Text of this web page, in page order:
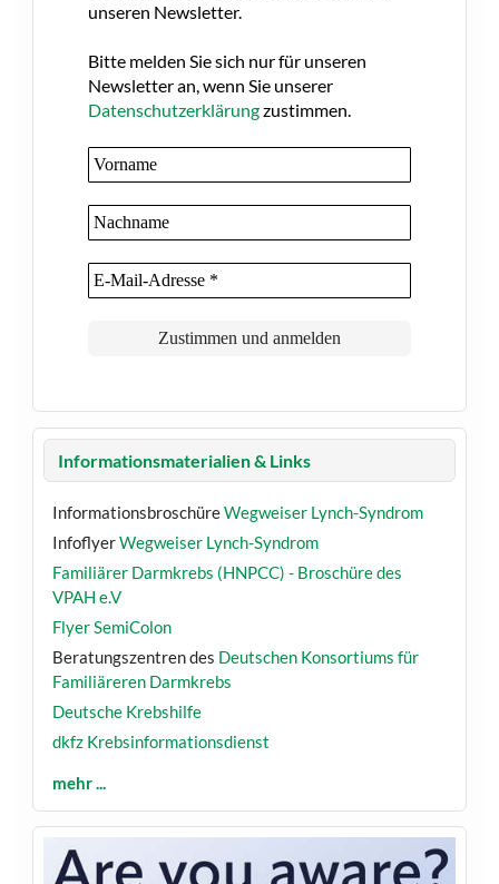
unseren Newsletter.
Bitte melden Sie sich nur für unseren
Newsletter an, wenn Sie unserer
Datenschutzerklärungzustimmen.
Informationsmaterialien & Links
InformationsbroschüreWegweiser Lynch-Syndrom
InfoflyerWegweiser Lynch-Syndrom
Familiärer Darmkrebs (HNPCC) - Broschüre des
VPAH e.V
Flyer SemiColon
Beratungszentren des Deutschen Konsortiums für
Familiäreren Darmkrebs
Deutsche Krebshilfe
dkfz Krebsinformationsdienst
mehr ...